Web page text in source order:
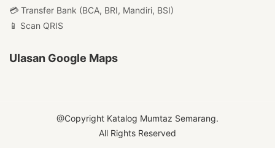
💳 Transfer Bank (BCA, BRI, Mandiri, BSI)
📱 Scan QRIS
Ulasan Google Maps
@Copyright Katalog Mumtaz Semarang.
All Rights Reserved